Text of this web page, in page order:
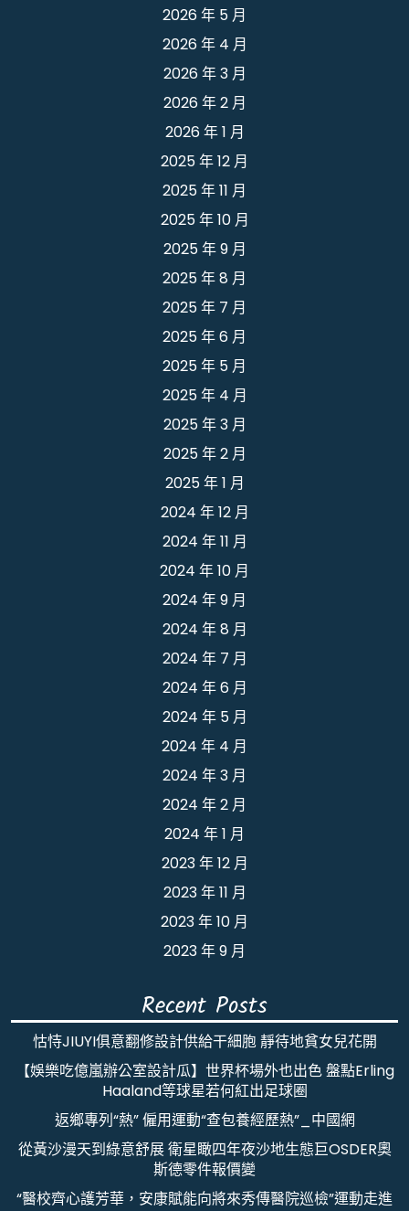
2026 年 5 月
2026 年 4 月
2026 年 3 月
2026 年 2 月
2026 年 1 月
2025 年 12 月
2025 年 11 月
2025 年 10 月
2025 年 9 月
2025 年 8 月
2025 年 7 月
2025 年 6 月
2025 年 5 月
2025 年 4 月
2025 年 3 月
2025 年 2 月
2025 年 1 月
2024 年 12 月
2024 年 11 月
2024 年 10 月
2024 年 9 月
2024 年 8 月
2024 年 7 月
2024 年 6 月
2024 年 5 月
2024 年 4 月
2024 年 3 月
2024 年 2 月
2024 年 1 月
2023 年 12 月
2023 年 11 月
2023 年 10 月
2023 年 9 月
Recent Posts
怙恃JIUYI俱意翻修設計供給干細胞 靜待地貧女兒花開
【娛樂吃億嵐辦公室設計瓜】世界杯場外也出色 盤點Erling
Haaland等球星若何紅出足球圈
返鄉專列“熱” 僱用運動“查包養經歷熱”_中國網
從黃沙漫天到綠意舒展 衛星瞰四年夜沙地生態巨OSDER奧
斯德零件報價變
“醫校齊心護芳華，安康賦能向將來秀傳醫院巡檢”運動走進